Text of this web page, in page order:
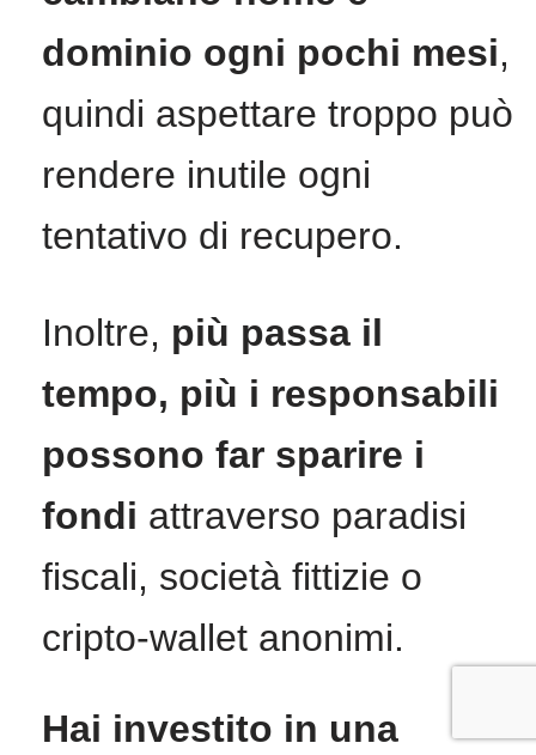
dominio ogni pochi mesi,
quindi aspettare troppo può
rendere inutile ogni
tentativo di recupero.
Inoltre, più passa il
tempo, più i responsabili
possono far sparire i
fondi attraverso paradisi
fiscali, società fittizie o
cripto-wallet anonimi.
Hai investito in una